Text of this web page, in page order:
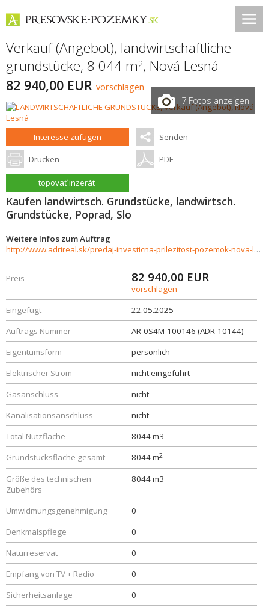
Verkauf (Angebot), landwirtschaftliche
grundstücke, 8 044 m2, Nová Lesná
82 940,00 EUR vorschlagen
7 Fotos anzeigen
Interesse zufügen Senden
Drucken PDF
topovať inzerát
Kaufen landwirtsch. Grundstücke, landwirtsch.
Grundstücke, Poprad, Slo
Weitere Infos zum Auftrag
http://www.adrireal.sk/predaj-investicna-prilezitost-pozemok-nova-lesna-8044-m2-905194
Preis 82 940,00 EUR
vorschlagen
Eingefügt
22.05.2025
Auftrags Nummer
AR-0S4M-100146 (ADR-10144)
Eigentumsform
persönlich
Elektrischer Strom
nicht eingeführt
Gasanschluss
nicht
Kanalisationsanschluss
nicht
Total Nutzfläche
8044 m3
Grundstücksfläche gesamt
8044 m2
Größe des technischen
Zubehörs
8044 m3
Umwidmungsgenehmigung
0
Denkmalspflege
0
Naturreservat
0
Empfang von TV + Radio
0
Sicherheitsanlage
0